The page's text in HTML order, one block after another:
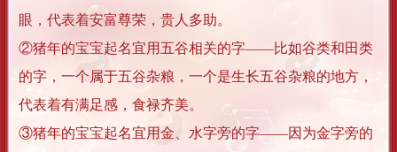
眼，代表着安富尊荣，贵人多助。
②猪年的宝宝起名宜用五谷相关的字——比如谷类和田类
的字，一个属于五谷杂粮，一个是生长五谷杂粮的地方，
代表着有满足感，食禄齐美。
③猪年的宝宝起名宜用金、水字旁的字——因为金字旁的